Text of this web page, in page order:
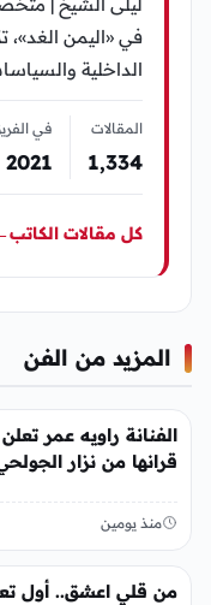
ليلى الشيخ |
في «اليمن الغد»،
الداخلية
المقالات
1٬334
في
2021
كل مقالات الكاتب
المزيد من الفن
الفن
الفنانة راويه عمر
قرانها من نزار
منذ يومين
من قلي اعشق.. أول